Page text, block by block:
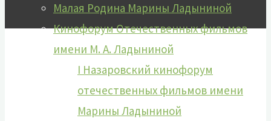
Малая Родина Марины Ладыниной
Кинофорум Отечественных фильмов
имени М. А. Ладыниной
I Назаровский кинофорум
отечественных фильмов имени
Марины Ладыниной